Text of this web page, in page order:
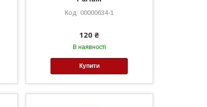
00000634-1
120 ₴
В наявності
Купити